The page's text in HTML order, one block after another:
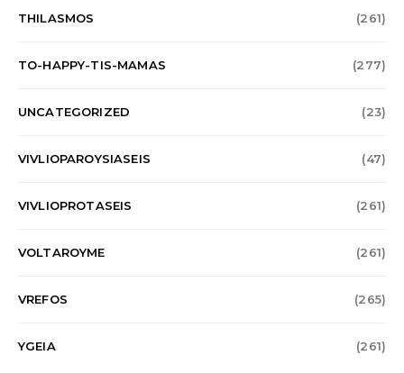
THILASMOS (261)
TO-HAPPY-TIS-MAMAS (277)
UNCATEGORIZED (23)
VIVLIOPAROYSIASEIS (47)
VIVLIOPROTASEIS (261)
VOLTAROYME (261)
VREFOS (265)
YGEIA (261)